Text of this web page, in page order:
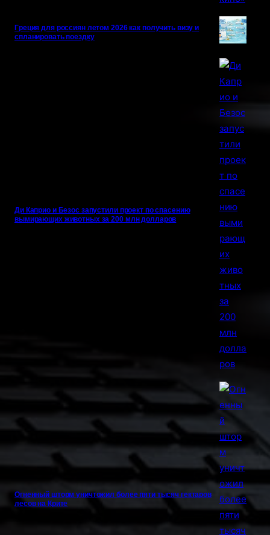
Греция для россиян летом 2026 как получить визу и
спланировать поездку
Ди Каприо и Безос запустили проект по спасению
вымирающих животных за 200 млн долларов
Огненный шторм уничтожил более пяти тысяч гектаров
лесов на Крите